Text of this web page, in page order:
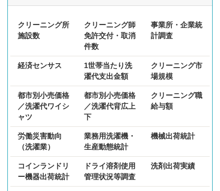
クリーニング所
施設数
クリーニング師
免許交付・取消
件数
事業所・企業統
計調査
経済センサス
1世帯当たり洗
濯代支出金額
クリーニング市
場規模
都市別小売価格
／洗濯代ワイシ
ャツ
都市別小売価格
／洗濯代背広上
下
クリーニング職
給与額
労働災害動向
（洗濯業）
業務用洗濯機・
生産動態統計
機械出荷統計
コインランドリ
ー機器出荷統計
ドライ溶剤使用
管理状況等調査
洗剤出荷実績